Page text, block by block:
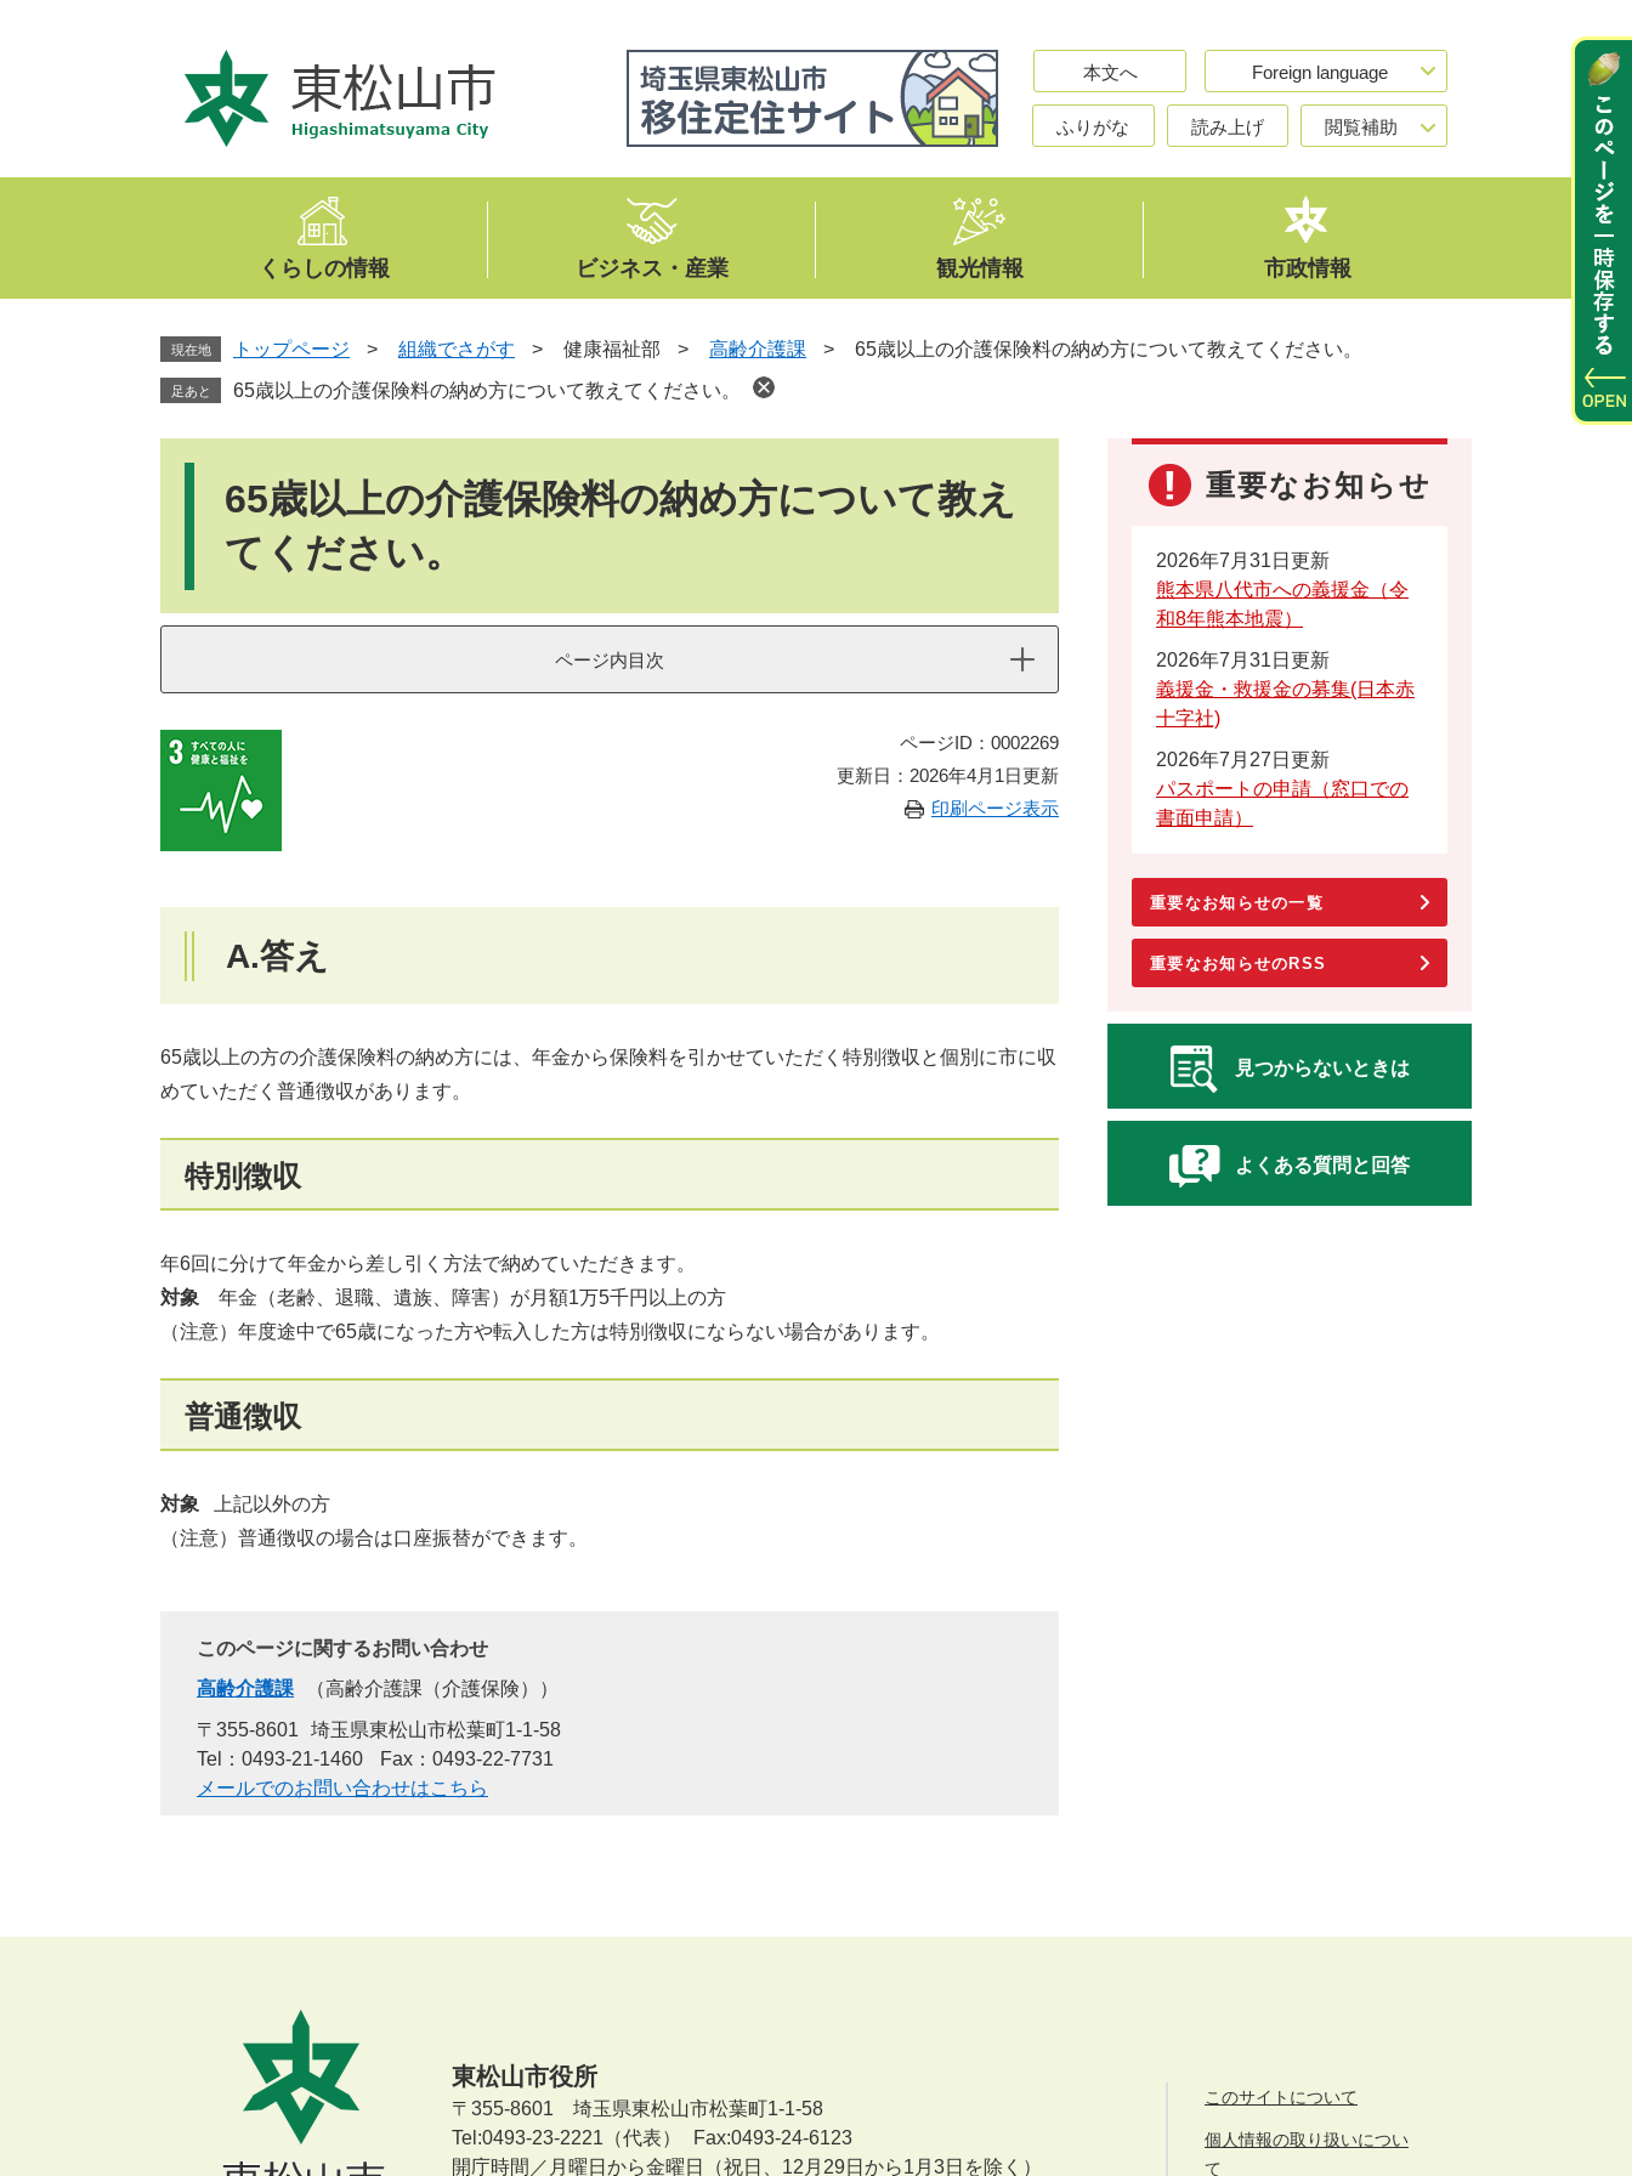
文
本文へ Foreign language
ふりがな 読み上げ 閲覧補助
くらしの情報 ビジネス・産業 観光情報 市政情報
現在地 トップページ > 組織でさがす > 健康福祉部 > 高齢介護課 > 65歳以上の介護保険料の納め方について教えてください。
足あと 65歳以上の介護保険料の納め方について教えてください。
65歳以上の介護保険料の納め方について教え
てください。
ページ内目次
ページID：0002269
更新日：2026年4月1日更新
印刷ページ表示
A.答え
65歳以上の方の介護保険料の納め方には、年金から保険料を引かせていただく特別徴収と個別に市に収
めていただく普通徴収があります。
特別徴収
年6回に分けて年金から差し引く方法で納めていただきます。
対象 年金（老齢、退職、遺族、障害）が月額1万5千円以上の方
（注意）年度途中で65歳になった方や転入した方は特別徴収にならない場合があります。
普通徴収
対象 上記以外の方
（注意）普通徴収の場合は口座振替ができます。
このページに関するお問い合わせ
高齢介護課
高齢介護課（介護保険）
〒355-8601
埼玉県東松山市松葉町1-1-58
Tel：0493-21-1460
Fax：0493-22-7731
メールでのお問い合わせはこちら
重要なお知らせ
2026年7月31日更新
熊本県八代市への義援金（令
和8年熊本地震）
2026年7月31日更新
義援金・救援金の募集(日本赤
十字社)
2026年7月27日更新
パスポートの申請（窓口での
書面申請）
重要なお知らせの一覧
重要なお知らせのRSS
見つからないときは
よくある質問と回答
東松山市役所
〒355-8601 埼玉県東松山市松葉町1-1-58
Tel:0493-23-2221（代表）
Fax:0493-24-6123
開庁時間／月曜日から金曜日
（祝日、12月29日から1月3日を除く）
このサイトについて
個人情報の取り扱いについ
て